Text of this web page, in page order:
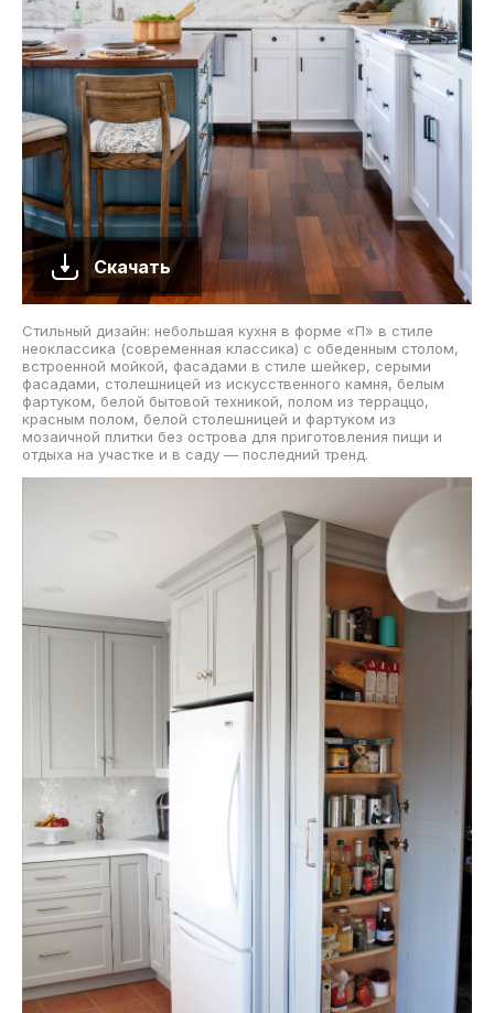
Скачать
Стильный дизайн: небольшая кухня в форме «П» в стиле
неоклассика (современная классика) с обеденным столом,
встроенной мойкой, фасадами в стиле шейкер, серыми
фасадами, столешницей из искусственного камня, белым
фартуком, белой бытовой техникой, полом из терраццо,
красным полом, белой столешницей и фартуком из
мозаичной плитки без острова для приготовления пищи и
отдыха на участке и в саду — последний тренд.